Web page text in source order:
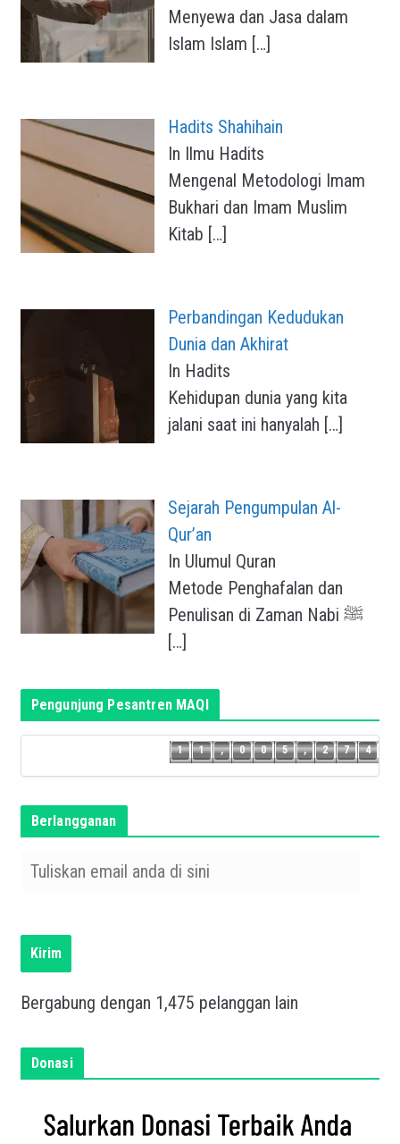
Menyewa dan Jasa dalam
Islam Islam […]
Hadits Shahihain
In Ilmu Hadits
Mengenal Metodologi Imam
Bukhari dan Imam Muslim
Kitab […]
Perbandingan Kedudukan
Dunia dan Akhirat
In Hadits
Kehidupan dunia yang kita
jalani saat ini hanyalah […]
Sejarah Pengumpulan Al-
Qur’an
In Ulumul Quran
Metode Penghafalan dan
Penulisan di Zaman Nabi ﷺ
[…]
Pengunjung Pesantren MAQI
1
1
1
1
,
,
0
0
0
0
5
5
,
,
2
2
7
7 4
Berlangganan
k
a
a
Kirim
Bergabung dengan 1,475 pelanggan lain
Donasi